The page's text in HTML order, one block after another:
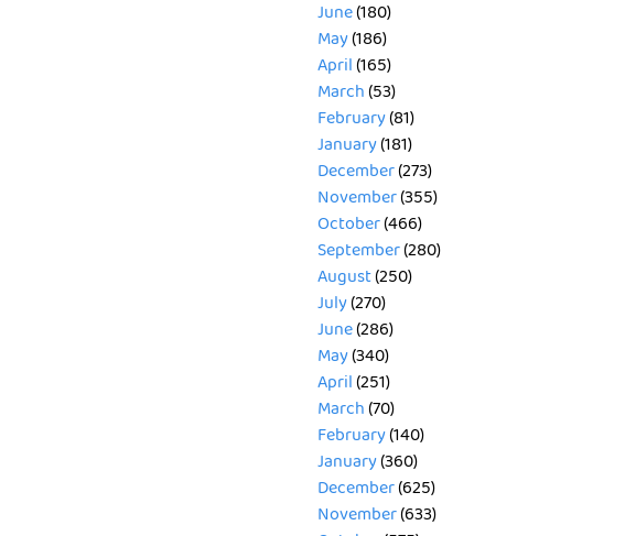
June(180)
May(186)
April(165)
March(53)
February(81)
January(181)
December(273)
November(355)
October(466)
September(280)
August(250)
July(270)
June(286)
May(340)
April(251)
March(70)
February(140)
January(360)
December(625)
November(633)